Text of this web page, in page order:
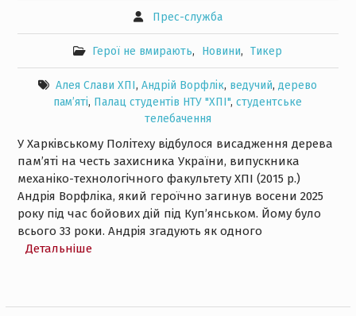
Прес-служба
Герої не вмирають, Новини, Тикер
Алея Слави ХПІ,Андрій Ворфлік, ведучий,дерево
пам’яті, Палац студентів НТУ "ХПІ",студентське
телебачення
У Харківському Політеху відбулося висадження дерева
пам’яті на честь захисника України, випускника
механіко-технологічного факультету ХПІ (2015 р.)
Андрія Ворфліка, який героїчно загинув восени 2025
року під час бойових дій під Куп’янськом. Йому було
всього 33 роки. Андрія згадують як одного
Детальнiше